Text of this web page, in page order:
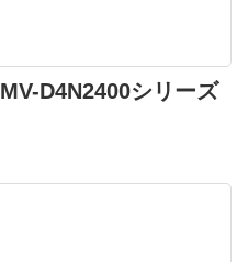
MV-D4N2400シリーズ